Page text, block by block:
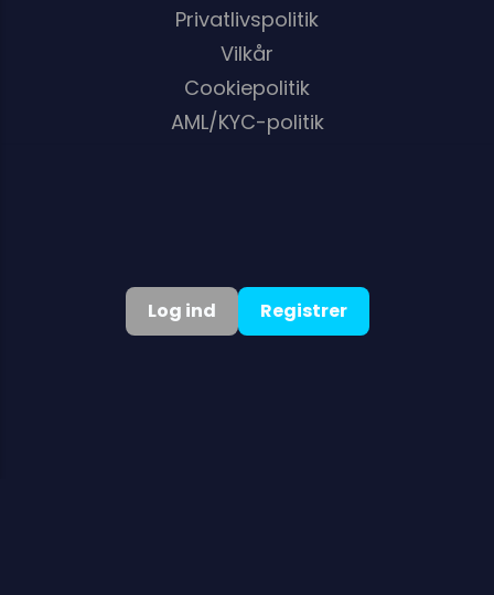
Privatlivspolitik
Vilkår
Cookiepolitik
AML/KYC-politik
2026 . Alle rettigheder forbeholdes
Log ind Registrer